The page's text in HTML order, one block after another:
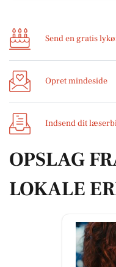
Send en gratis
Opret mindeside
Indsend dit
OPSLAG
LOKALE